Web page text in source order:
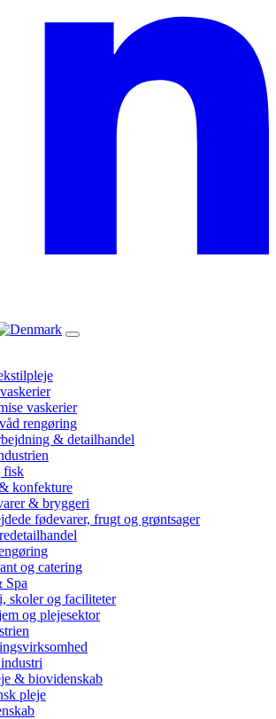
vaskerier
rengøring
& detailhandel
fisk
konfekture
& bryggeri
fødevarer, frugt og grøntsager
og catering
Spa
skoler og faciliteter
og plejesektor
& biovidenskab
pleje